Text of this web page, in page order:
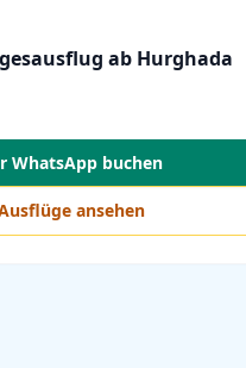
ab Hurghada
WhatsApp buchen
ansehen